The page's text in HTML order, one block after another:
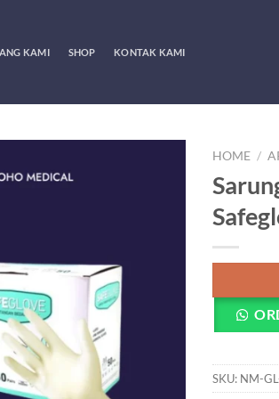
KAMI SHOP KONTAK KAMI
HOME /
SKU: NM-